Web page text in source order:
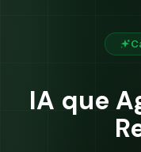
IA que